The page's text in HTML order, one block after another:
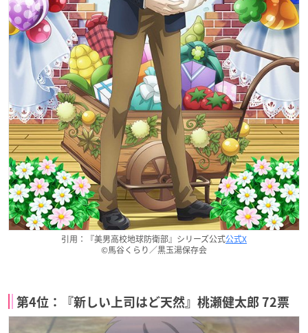
引用：『美男高校地球防衛部』シリーズ公式公式X
©馬谷くらり／黒玉湯保存会
第4位：『新しい上司はど天然』桃瀬健太郎 72票